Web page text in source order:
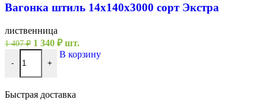
Вагонка штиль 14х140х3000 сорт Экстра
лиственница
1 407₽ Первоначальная
цена
составляла
1 340 ₽Текущая
цена:
шт.
-
Количество товара Вагонка штиль 14х140х3000 сорт Экстра
+
В корзину
Быстрая доставка